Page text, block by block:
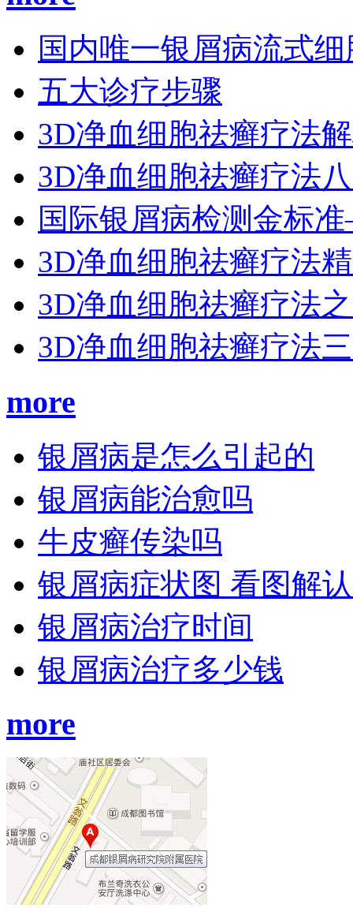
国内唯一银屑病流式
五大诊疗步骤
3D净血细胞祛癣疗法
3D净血细胞祛癣疗法
国际银屑病检测金标
3D净血细胞祛癣疗法
3D净血细胞祛癣疗法
3D净血细胞祛癣疗法
more
银屑病是怎么引起的
银屑病能治愈吗
牛皮癣传染吗
银屑病症状图 看图解
银屑病治疗时间
银屑病治疗多少钱
more